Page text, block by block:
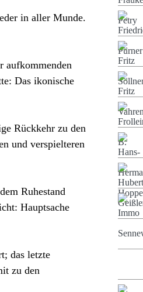
in aller Munde.
aufkommenden
Das ikonische
Rückkehr zu den
und verspielteren
Ruhestand
Hauptsache
das letzte
zu den